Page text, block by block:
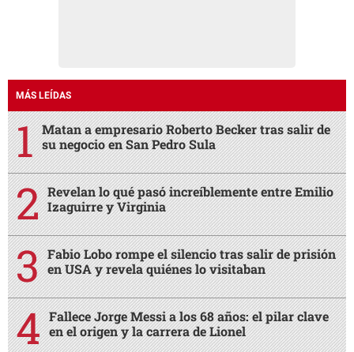
MÁS LEÍDAS
Matan a empresario Roberto Becker tras salir de
su negocio en San Pedro Sula
Revelan lo qué pasó increíblemente entre Emilio
Izaguirre y Virginia
Fabio Lobo rompe el silencio tras salir de prisión
en USA y revela quiénes lo visitaban
Fallece Jorge Messi a los 68 años: el pilar clave
en el origen y la carrera de Lionel